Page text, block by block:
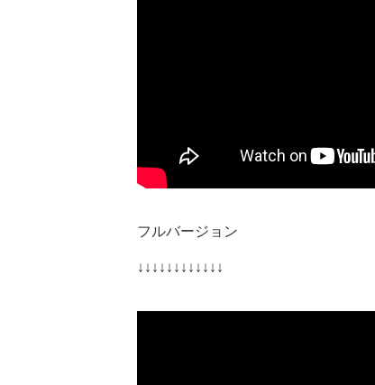
フルバージョン
↓↓↓↓↓↓↓↓↓↓↓↓​